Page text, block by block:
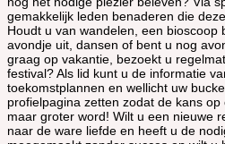
gemakkelijk leden benaderen die
Houdt u van wandelen, een bioscoop
avondje uit, dansen of bent u nog
graag op vakantie, bezoekt u
festival? Als lid kunt u de informatie
toekomstplannen en wellicht uw
profielpagina zetten zodat de kans
maar groter word! Wilt u een nieuwe
naar de ware liefde en heeft u de